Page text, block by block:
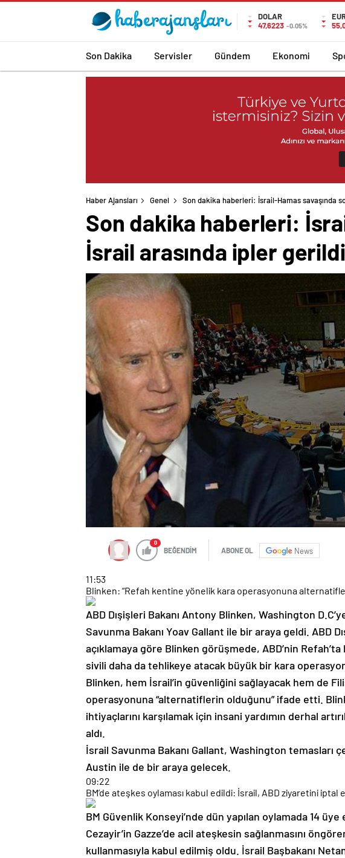
DOLAR
47,6223 -0.05%
Son Dakika Servisler Gündem Ekonomi
Haber Ajansları Genel Son dakika haberleri: İsrail-Hamas savaşında
Son dakika haberleri:
İsrail arasında ipler
0
BEĞENDİM ABONE OL News
11:53
Blinken: “Refah kentine yönelik kara operasyonuna
ABD Dışişleri Bakanı Antony Blinken, Washington
Savunma Bakanı Yoav Gallant ile bir araya geldi. ABD
açıklamaya göre Blinken görüşmede, ABD’nin
sivili daha da tehlikeye atacak büyük bir kara
Blinken, hem İsrail’in güvenliğini sağlayacak hem de
operasyonuna “alternatiflerin olduğunu” ifade etti.
ihtiyaçlarını karşılamak için insani yardımın derhal
aldı.
İsrail Savunma Bakanı Gallant, Washington temasları
Austin ile de bir araya gelecek.
09:22
BM’de ateşkes oylaması kabul edildi: İsrail, ABD ziyaretini iptal
BM Güvenlik Konseyi’nde dün yapılan oylamada 14
Cezayir’in Gazze’de acil ateşkesin sağlanmasını
kullanmasıyla kabul edilmiş oldu. İsrail Başbakanı